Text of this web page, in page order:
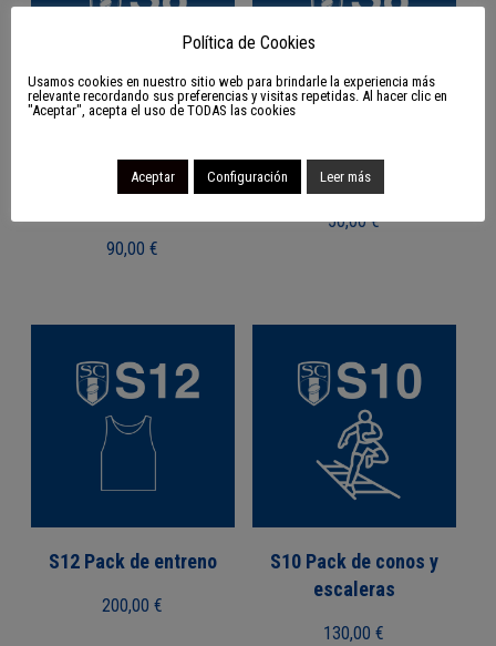
S8 Pack de choque y
90,00€
S8 Pack de hidratación
50,00€
S12 Pack de entreno
200,00€
S10 Pack de conos y
escaleras
130,00€
Política de Cookies
Usamos cookies en nuestro sitio web para brindarle la experiencia más
relevante recordando sus preferencias y visitas repetidas. Al hacer clic en
"Aceptar", acepta el uso de TODAS las cookies
Aceptar Configuración Leer más